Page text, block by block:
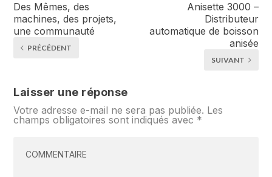
Des Mêmes, des
machines, des projets,
une communauté
PRÉCÉDENT
Anisette 3000 –
Distributeur
automatique de boisson
anisée
SUIVANT
Laisser une réponse
Votre adresse e-mail ne sera pas publiée. Les
champs obligatoires sont indiqués avec *